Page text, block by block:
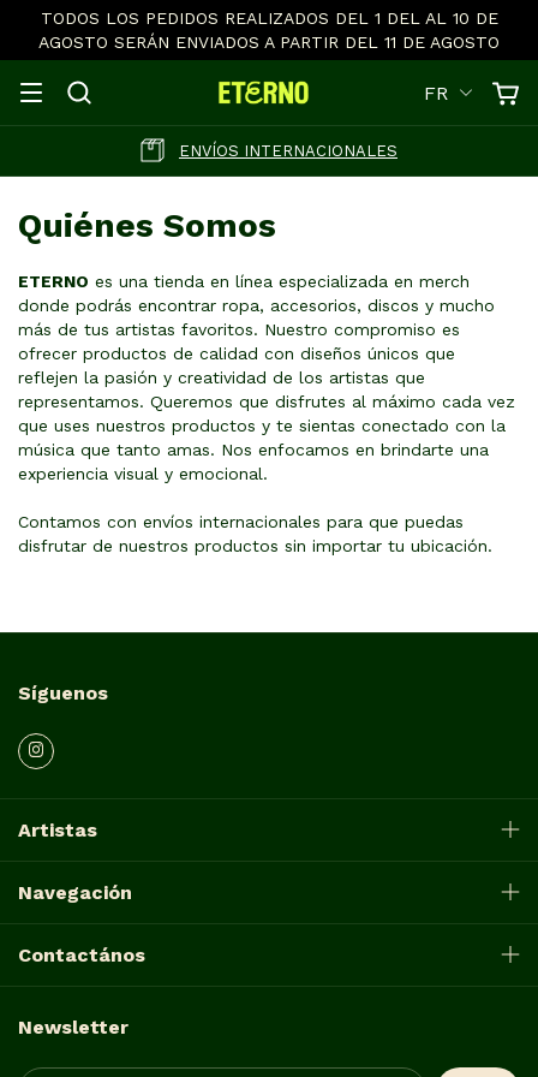
TODOS LOS PEDIDOS REALIZADOS DEL 1 DEL AL 10 DE
AGOSTO SERÁN ENVIADOS A PARTIR DEL 11 DE AGOSTO
FR
ENVÍOS INTERNACIONALES
Quiénes Somos
ETERNO es una tienda en línea especializada en merch
donde podrás encontrar ropa, accesorios, discos y mucho
más de tus artistas favoritos. Nuestro compromiso es
ofrecer productos de calidad con diseños únicos que
reflejen la pasión y creatividad de los artistas que
representamos. Queremos que disfrutes al máximo cada vez
que uses nuestros productos y te sientas conectado con la
música que tanto amas. Nos enfocamos en brindarte una
experiencia visual y emocional.
Contamos con envíos internacionales para que puedas
disfrutar de nuestros productos sin importar tu ubicación.
Síguenos
Artistas
Navegación
Contactános
Newsletter